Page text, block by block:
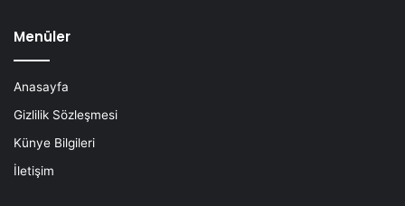
Menüler
Anasayfa
Gizlilik Sözleşmesi
Künye Bilgileri
İletişim